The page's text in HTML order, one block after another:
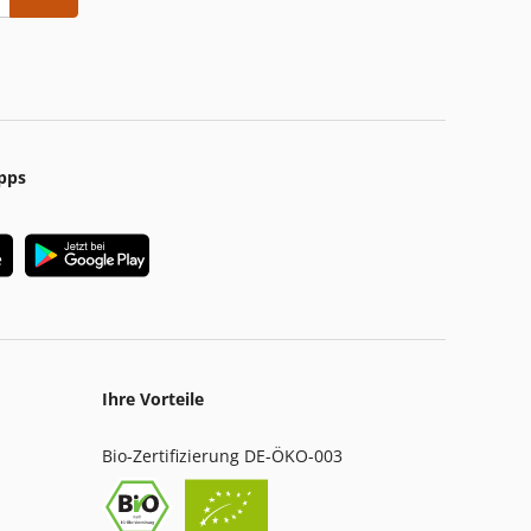
Ihre Vorteile
Bio-Zertifizierung DE-ÖKO-003